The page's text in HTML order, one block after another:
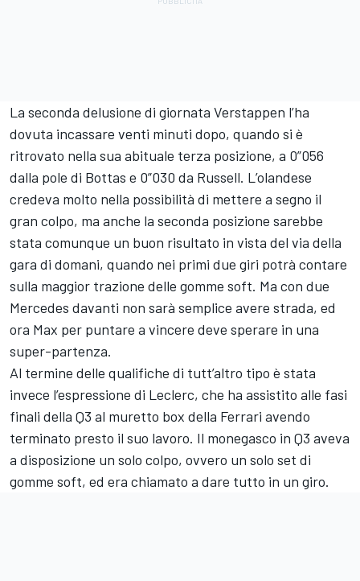
La seconda delusione di giornata Verstappen l’ha
dovuta incassare venti minuti dopo, quando si è
ritrovato nella sua abituale terza posizione, a 0”056
dalla pole di Bottas e 0”030 da Russell. L’olandese
credeva molto nella possibilità di mettere a segno il
gran colpo, ma anche la seconda posizione sarebbe
stata comunque un buon risultato in vista del via della
gara di domani, quando nei primi due giri potrà contare
sulla maggior trazione delle gomme soft. Ma con due
Mercedes davanti non sarà semplice avere strada, ed
ora Max per puntare a vincere deve sperare in una
super-partenza.
Al termine delle qualifiche di tutt’altro tipo è stata
invece l’espressione di Leclerc, che ha assistito alle fasi
finali della Q3 al muretto box della Ferrari avendo
terminato presto il suo lavoro. Il monegasco in Q3 aveva
a disposizione un solo colpo, ovvero un solo set di
gomme soft, ed era chiamato a dare tutto in un giro.